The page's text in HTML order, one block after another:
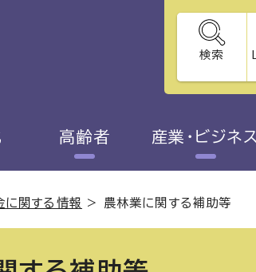
検索
高齢者 産業・ビジネス
に関する情報 > 農林業に関する補助等